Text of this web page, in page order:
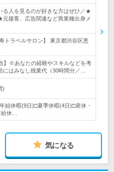
る人を見るのが好きな方はぜひ／★
接客、広告関連など異業種出身メ
トラベルサロン】 東京都渋谷区恵
】※あなたの経験やスキルなどを考
はみなし残業代（30時間分／…
)
始休暇(9日)□夏季休暇(4日)□産休・
休…
気になる